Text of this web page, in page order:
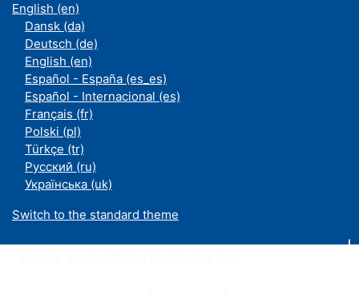
English ‎(en)‎
Dansk ‎(da)‎
Deutsch ‎(de)‎
English ‎(en)‎
Español - España ‎(es_es)‎
Español - Internacional ‎(es)‎
Français ‎(fr)‎
Polski ‎(pl)‎
Türkçe ‎(tr)‎
Русский ‎(ru)‎
Українська ‎(uk)‎
Switch to the standard theme